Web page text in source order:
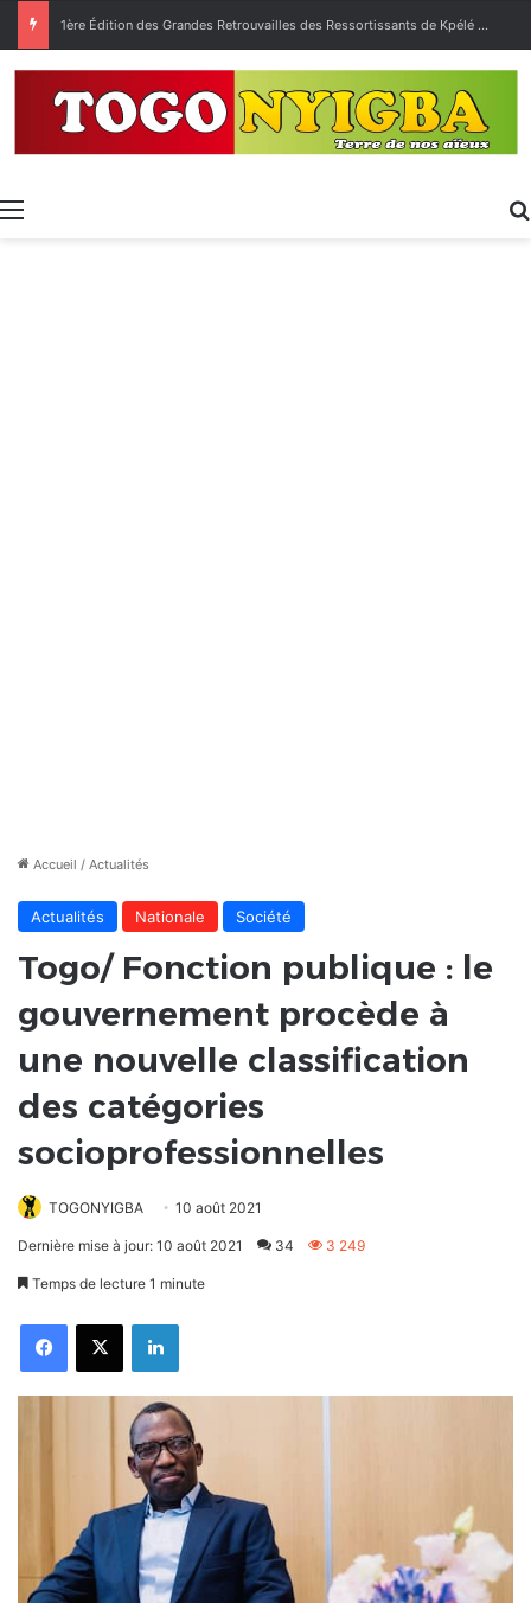
[LeCoupDeGuelle] Wow… quel peuple ?
Menu
Accueil / Actualités
Actualités Nationale Société
Togo/ Fonction publique : le
gouvernement procède à
une nouvelle classification
des catégories
socioprofessionnelles
TOGONYIGBA 10 août 2021
Dernière mise à jour: 10 août 2021 34 3 249
Temps de lecture 1 minute
FacebookX Linkedin